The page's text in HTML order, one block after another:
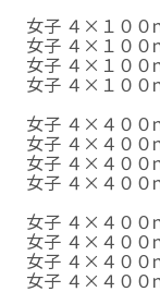
女子 ４×１００
女子 ４×１００
女子 ４×１００
女子 ４×１００
女子 ４×４００
女子 ４×４００
女子 ４×４００
女子 ４×４００
女子 ４×４００
女子 ４×４００
女子 ４×４００
女子 ４×４００